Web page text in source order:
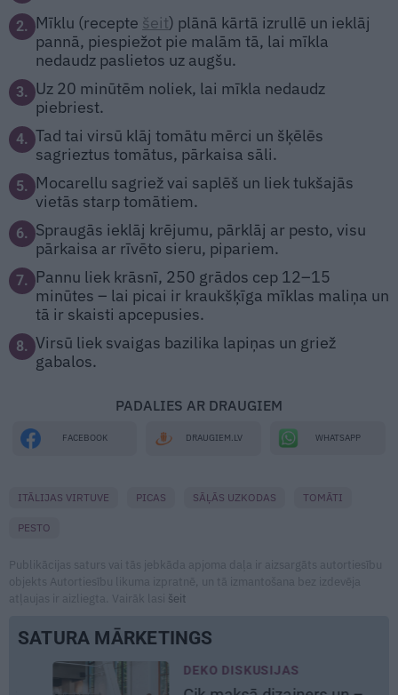
2. Mīklu (recepte šeit) plānā kārtā izrullē un ieklāj
pannā, piespiežot pie malām tā, lai mīkla
nedaudz paslietos uz augšu.
3. Uz 20 minūtēm noliek, lai mīkla nedaudz
piebriest.
4. Tad tai virsū klāj tomātu mērci un šķēlēs
sagrieztus tomātus, pārkaisa sāli.
5.
Mocarellu sagriež vai saplēš un liek tukšajās
vietās starp tomātiem.
6. Spraugās ieklāj krējumu, pārklāj ar pesto, visu
pārkaisa ar rīvēto sieru, pipariem.
7.
Pannu liek krāsnī, 250 grādos cep 12–15
minūtes – lai picai ir kraukšķīga mīklas maliņa un
tā ir skaisti apcepusies.
8. Virsū liek svaigas bazilika lapiņas un griež
gabalos.
PADALIES AR DRAUGIEM
FACEBOOK DRAUGIEM.LV WHATSAPP
ITĀLIJAS VIRTUVE PICAS SĀĻĀS UZKODAS TOMĀTI
PESTO
Publikācijas saturs vai tās jebkāda apjoma daļa ir aizsargāts autortiesību
objekts Autortiesību likuma izpratnē, un tā izmantošana bez izdevēja
atļaujas ir aizliegta. Vairāk lasi šeit
SATURA MĀRKETINGS
DEKO DISKUSIJAS